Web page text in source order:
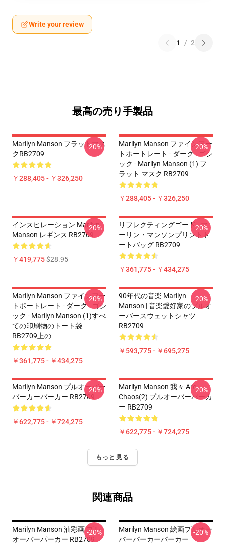
Write your review
1 / 2
最高の売り手製品
Marilyn Manson フラットマス
クRB2709
￥288,405 - ￥326,250
-20%
Marilyn Manson ファインアー
トポートレート - ダーク - ゴシ
ック - Marilyn Manson (1) フ
ラット マスク RB2709
￥288,405 - ￥326,250
-20%
インスピレーション Marilyn
Manson レギンス RB2709
￥419,775$28.95
-20%
リフレクティングゴード - マ
ーリン・マンソンプリントト
ートバッグ RB2709
￥361,775 - ￥434,275
-20%
Marilyn Manson ファインアー
トポートレート - ダーク - ゴシ
ック - Marilyn Manson (1)すべ
ての印刷物のトート袋
RB2709上の
￥361,775 - ￥434,275
-20%
90年代の音楽 Marilyn
Manson | 音楽愛好家のプルオ
ーバースウェットシャツ
RB2709
￥593,775 - ￥695,275
-20%
Marilyn Manson プルオーバー
パーカーパーカー RB2709
￥622,775 - ￥724,275
-20%
Marilyn Manson 我々 Are
Chaos(2) プルオーバーパーカ
ー RB2709
￥622,775 - ￥724,275
-20%
もっと見る
関連商品
Marilyn Manson 油彩画 プル
オーバーパーカー RB2709
-20%
Marilyn Manson 絵画プルオー
バーパーカーパーカー
-20%